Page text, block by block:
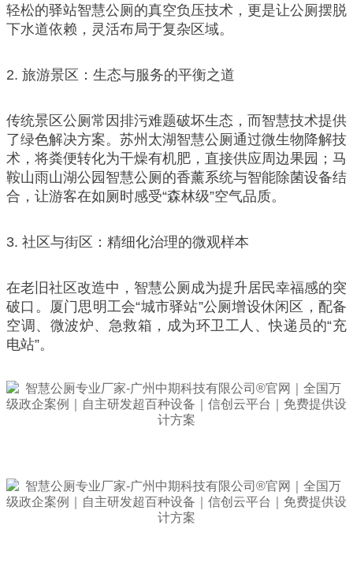
轻松的驿站智慧公厕的真空负压技术，更是让公厕摆脱
下水道依赖，灵活布局于复杂区域。
2. 旅游景区：生态与服务的平衡之道
传统景区公厕常因排污难题破坏生态，而智慧技术提供
了绿色解决方案。苏州太湖智慧公厕通过微生物降解技
术，将粪便转化为干燥有机肥，直接供应周边果园；马
鞍山雨山湖公园智慧公厕的香薰系统与智能除菌设备结
合，让游客在如厕时感受“森林级”空气品质。
3. 社区与街区：精细化治理的微观样本
在老旧社区改造中，智慧公厕成为提升居民幸福感的突
破口。厦门思明工会“城市驿站”公厕增设休闲区，配备
空调、微波炉、急救箱，成为环卫工人、快递员的“充
电站”。